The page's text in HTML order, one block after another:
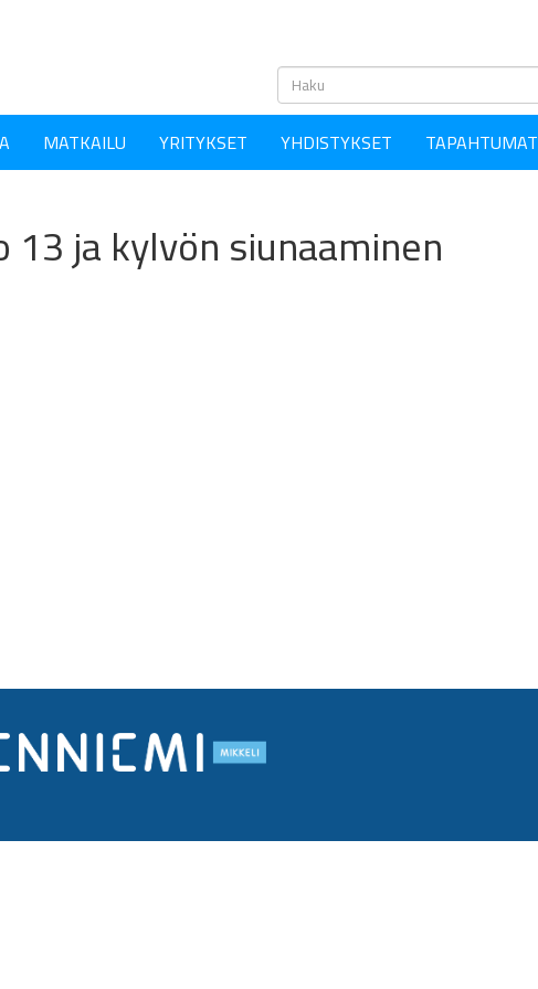
MATKAILU YRITYKSET YHDISTYKSET TAPAHTUMAT
ja kylvön siunaaminen